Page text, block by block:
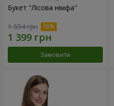
Букет "Лісова німфа"
1 554 грн
Замовити